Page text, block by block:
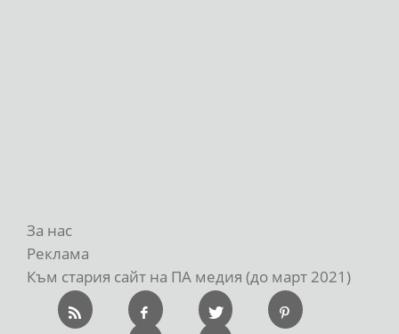
За нас
Реклама
Към стария сайт на ПА медия (до март 2021)